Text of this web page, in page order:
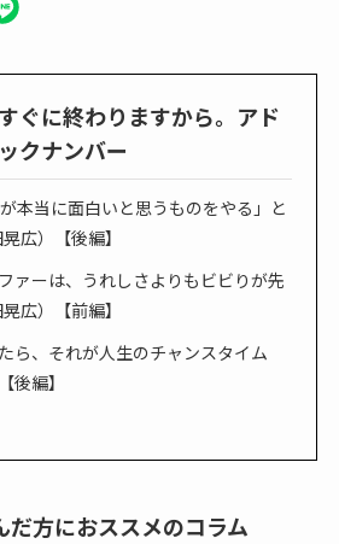
ぐに終わりますから。アド
クナンバー
本当に面白いと思うものをやる」と
広）【後編】
ァーは、うれしさよりもビビりが先
広）【前編】
ら、それが人生のチャンスタイム
後編】
だ方におススメのコラム